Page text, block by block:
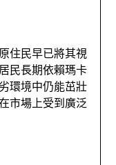
住民早已將其視
民長期依賴瑪卡
環境中仍能茁壯
市場上受到廣泛